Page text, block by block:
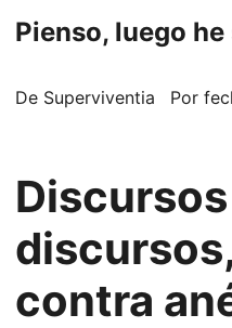
Pienso, luego
De Superviventia Por
contra